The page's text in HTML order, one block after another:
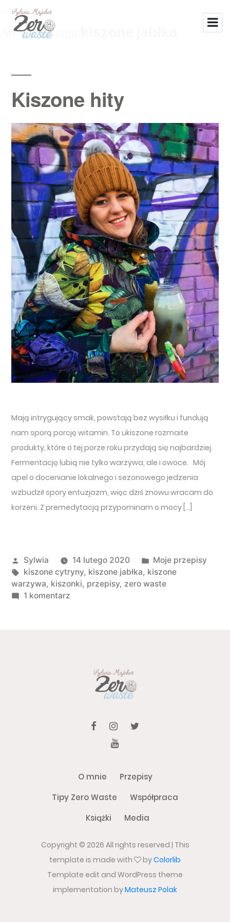
Archiwum tagu:
Kiszone hity
Mają intrygujący smak, powstają bez wysiłku i fundują
nam sporą porcję witamin. To ukiszone rozmaite
produkty, które o tej porze roku przydają się najbardziej.
Fermentację lubią nie tylko warzywa, ale i owoce. Mój
apel o docenianie lokalnego i sezonowego jedzenia
wzbudził spory entuzjazm, więc dziś znowu wracam do
korzeni. Z premedytacją przypominam o mocy […]
Opublikowany przez
Sylwia 14 lutego 2020 Opublikowano w
Moje przepisy
Tagi:
kiszone cytryny, kiszone jabłka, kiszone
warzywa, kiszonki, przepisy, zero waste
1 komentarzdo Kiszone hity
O mnie
Przepisy
Tipy Zero Waste
Współpraca
Książki
Media
Copyright © 2026 All rights reserved | This
template is made with
byColorlib
Template edit and WordPress theme
implementation byMateusz Polak